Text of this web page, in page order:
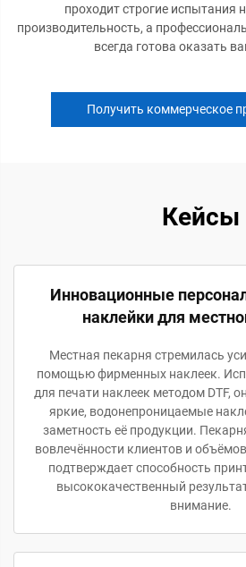
проходит строгие испытания
производительность, а
всегда готова оказать
Получить коммерческое
Кейсы
Инновационные
наклейки для
Местная пекарня стремилась
помощью фирменных наклеек.
для печати наклеек методом DTF,
яркие, водонепроницаемые
заметность её продукции.
вовлечённости клиентов и
подтверждает способность
высококачественный
внимание.